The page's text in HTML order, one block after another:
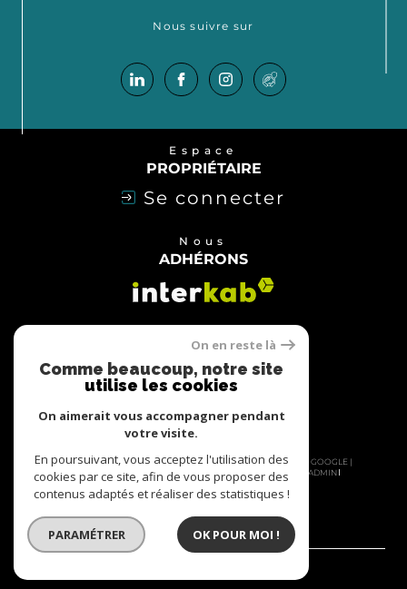
Nous suivre sur
Espace
PROPRIÉTAIRE
Se connecter
Nous
ADHÉRONS
© 2026 | TOUS DROITS RÉSERVÉS | TRADUCTION POWERED BY GOOGLE |
NOS HONORAIRES
PLAN DU SITE MENTIONS LÉGALES
ADMIN
NOS PARTENAIRES
POLITIQUE RGPD COOKIES
On en reste là
Comme beaucoup, notre site
utilise les cookies
On aimerait vous accompagner pendant
votre visite.
En poursuivant, vous acceptez l'utilisation des
cookies par ce site, afin de vous proposer des
contenus adaptés et réaliser des statistiques !
PARAMÉTRER OK POUR MOI !